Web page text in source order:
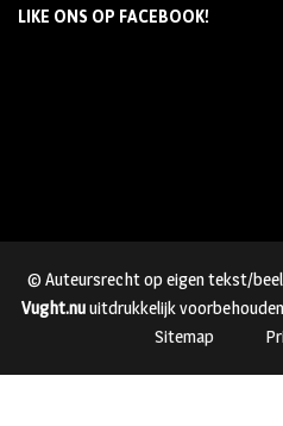
LIKE ONS OP FACEBOOK!
© Auteursrecht op eigen tekst/
Vught.nuuitdrukkelijk
Sitemap